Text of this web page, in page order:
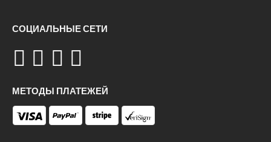
СОЦИАЛЬНЫЕ СЕТИ
МЕТОДЫ ПЛАТЕЖЕЙ